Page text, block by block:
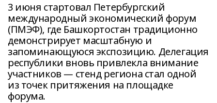
3 июня стартовал Петербургский
международный экономический форум
(ПМЭФ), где Башкортостан традиционно
демонстрирует масштабную и
запоминающуюся экспозицию. Делегация
республики вновь привлекла внимание
участников — стенд региона стал одной
из точек притяжения на площадке
форума.